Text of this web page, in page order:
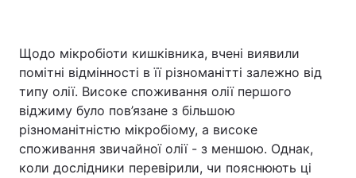
Щодо мікробіоти кишківника, вчені виявили
помітні відмінності в її різноманітті залежно від
типу олії. Високе споживання олії першого
віджиму було пов’язане з більшою
різноманітністю мікробіому, а високе
споживання звичайної олії - з меншою. Однак,
коли дослідники перевірили, чи пояснюють ці